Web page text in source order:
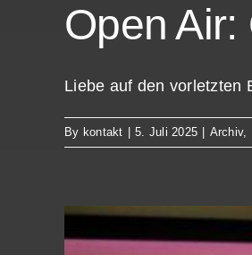
Open Air:
Liebe auf den vorletzten
By kontakt 5. Juli 2025 Archiv,